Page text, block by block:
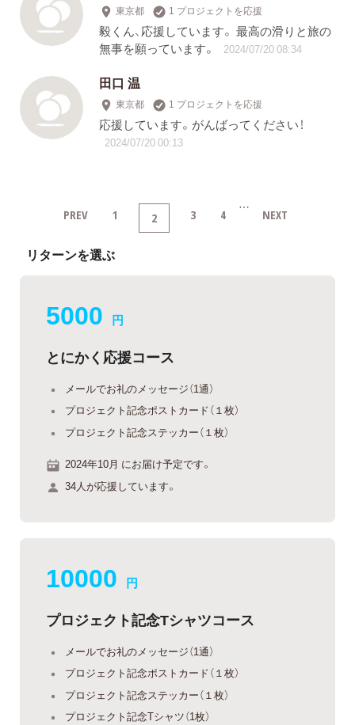
東京都 1 プロジェクトを応援
毅くん、応援しています。 最高の滑りと旅の
無事を願っています。
2024/07/20 08:34
田口 温
東京都 1 プロジェクトを応援
応援しています。がんばってください！
2024/07/20 00:13
PREV 1 2 3 4 … NEXT
リターンを選ぶ
5000 円
とにかく応援コース
メールでお礼のメッセージ（1通）
プロジェクト記念ポストカード（１枚）
プロジェクト記念ステッカー（１枚）
2024年10月 にお届け予定です。
34人が応援しています。
10000 円
プロジェクト記念Tシャツコース
メールでお礼のメッセージ（1通）
プロジェクト記念ポストカード（１枚）
プロジェクト記念ステッカー（１枚）
プロジェクト記念Tシャツ（1枚）